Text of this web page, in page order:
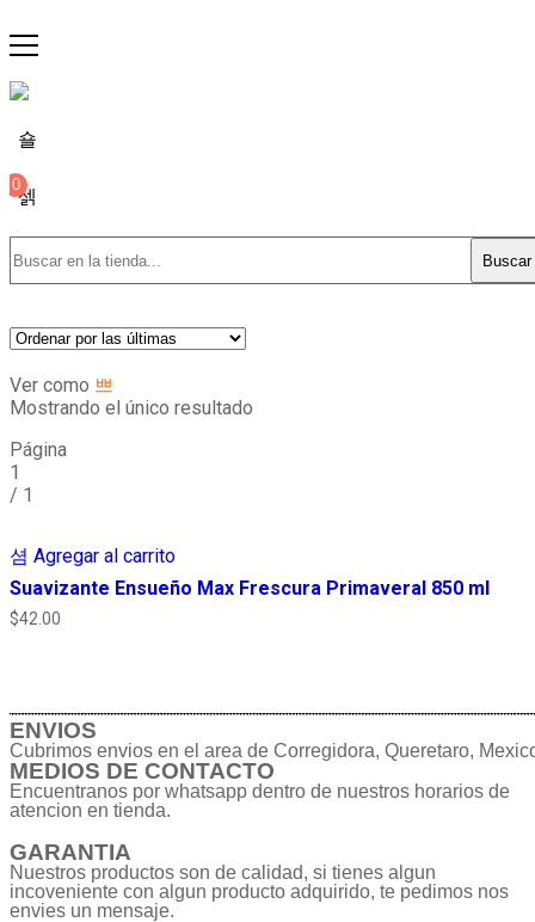
0
Buscar
Ver como
Mostrando el único resultado
Página
1
/ 1
Agregar al carrito
Suavizante Ensueño Max Frescura Primaveral 850 ml
$42.00
ENVIOS
Cubrimos envios en el area de Corregidora, Queretaro,
MEDIOS DE CONTACTO
Encuentranos por whatsapp dentro de nuestros horarios de
atencion en tienda.
GARANTIA
Nuestros productos son de calidad, si tienes algun
incoveniente con algun producto adquirido, te pedimos nos
envies un mensaje.